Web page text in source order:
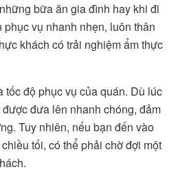
bữa ăn gia đình hay khi đi
vụ nhanh nhẹn, luôn thân
khách có trải nghiệm ẩm thực
tốc độ phục vụ của quán. Dù lúc
đưa lên nhanh chóng, đảm
Tuy nhiên, nếu bạn đến vào
tối, có thể phải chờ đợi một